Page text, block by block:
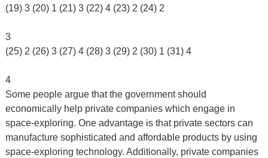
(19) 3 (20) 1 (21) 3 (22) 4 (23) 2 (24) 2
3
(25) 2 (26) 3 (27) 4 (28) 3 (29) 2 (30) 1 (31) 4
4
Some people argue that the government should
economically help private companies which engage in
space-exploring. One advantage is that private sectors can
manufacture sophisticated and affordable products by using
space-exploring technology. Additionally, private companies